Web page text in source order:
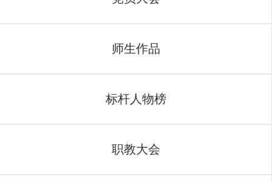
师生作品
标杆人物榜
职教大会